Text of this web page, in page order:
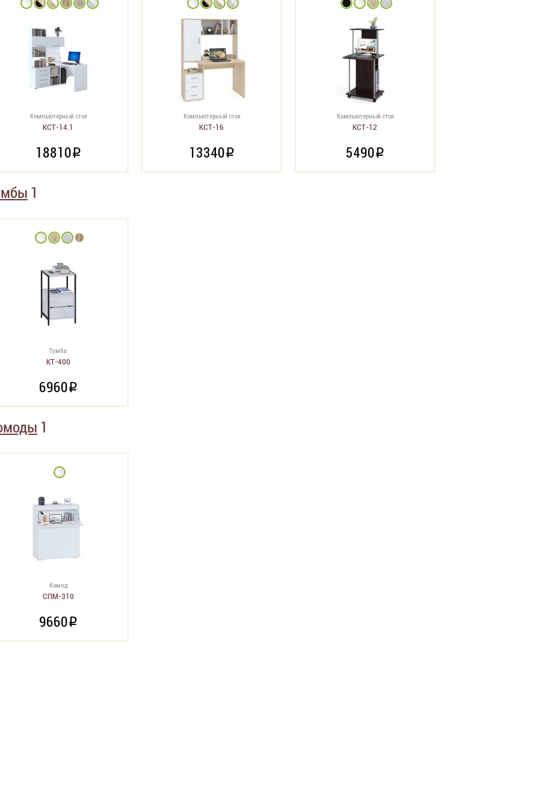
Компьютерный стол
КСТ-14.1
18810i
Компьютерный стол
КСТ-16
13340i
Компьютерный стол
КСТ-12
5490i
1
Тумба
КТ-400
6960i
1
Комод
СПМ-310
9660i